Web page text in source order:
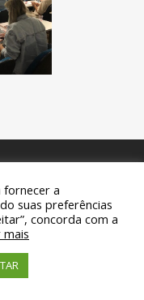
de Maricá.
fornecer a
suas preferências
concorda com a
mais